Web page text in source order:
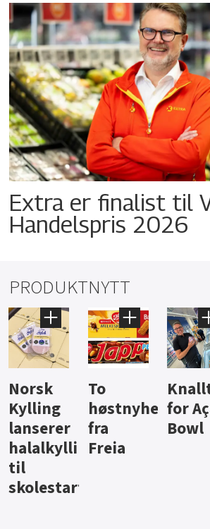
Extra er finalist til
Handelspris 2026
PRODUKTNYTT
Knalltall
for Açai
Bowl
Aass vil
bli
førstevalg
i lite-
Brus
jus